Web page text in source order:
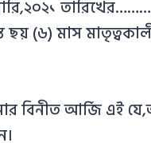
ছয় (৬) মাস
আর্জি এই